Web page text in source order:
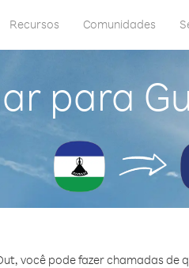
Recursos Comunidades
para
você pode fazer chamadas de